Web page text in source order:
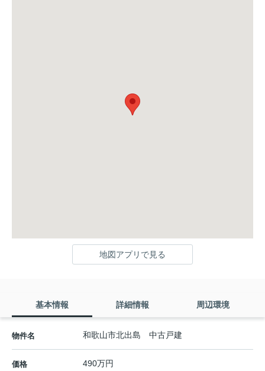
地図アプリで見る
基本情報 詳細情報 周辺環境
物件名 和歌山市北出島 中古戸建
価格 490万円